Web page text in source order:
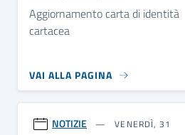
Aggiornamento carta di identità
cartacea
VAI ALLA PAGINA
NOTIZIE
VENERDÌ, 31